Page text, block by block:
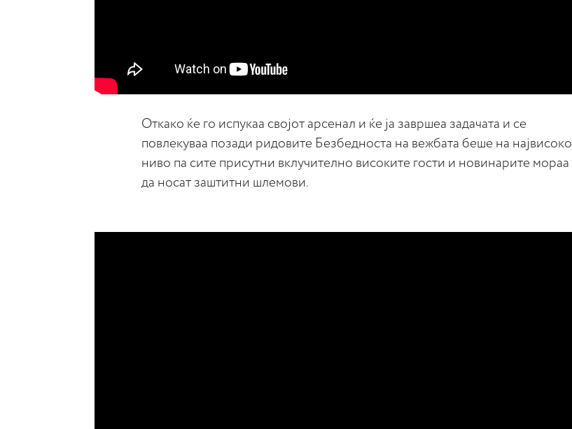
Откако ќе го испукаа својот арсенал и ќе ја завршеа задачата и се
повлекуваа позади ридовите Безбедноста на вежбата беше на највисоко
ниво па сите присутни вклучително високите гости и новинарите мораа
да носат заштитни шлемови.